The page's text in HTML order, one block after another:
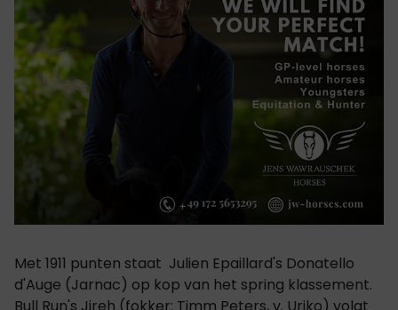
Met 1911 punten staat Julien Epaillard's Donatello
d'Auge (Jarnac) op kop van het spring klassement.